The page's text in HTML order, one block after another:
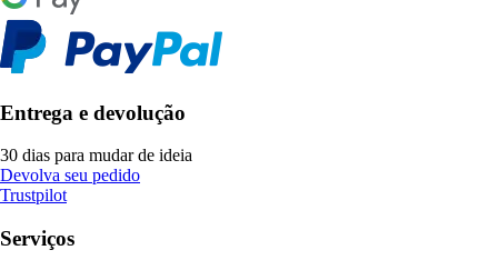
Entrega e devolução
30 dias para mudar de ideia
Devolva seu pedido
Trustpilot
Serviços